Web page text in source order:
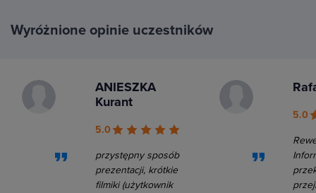
Wyróżnione opinie uczestników
ANIESZKA
Kurant
5.0
przystępny sposób
prezentacji, krótkie
filmiki (użytkownik
5.0